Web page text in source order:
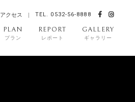
アクセス TEL. 0532-56-8888
PLAN
プラン
REPORT
レポート
GALLERY
ギャラリー